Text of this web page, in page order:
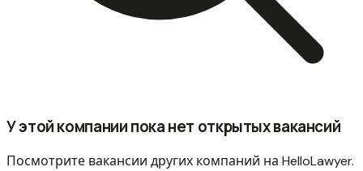
У этой компании пока нет открытых вакансий
Посмотрите вакансии других компаний на HelloLawyer.